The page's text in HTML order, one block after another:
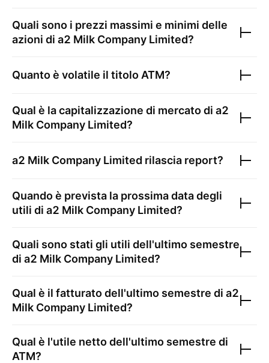
Quali sono i prezzi massimi e minimi delle
azioni di a2 Milk Company Limited?
Quanto è volatile il titolo ATM?
Qual è la capitalizzazione di mercato di a2
Milk Company Limited?
a2 Milk Company Limited rilascia report?
Quando è prevista la prossima data degli
utili di a2 Milk Company Limited?
Quali sono stati gli utili dell'ultimo semestre
di a2 Milk Company Limited?
Qual è il fatturato dell'ultimo semestre di a2
Milk Company Limited?
Qual è l'utile netto dell'ultimo semestre di
ATM?